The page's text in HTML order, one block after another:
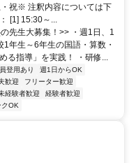
祝※ 注釈内容については下
[1] 15:30～...
先生大募集！>> ・週1日、1
年生～6年生の国語・算数・
る指導」を実践！ ・研修...
登用あり
週1日からOK
歓迎
フリーター歓迎
経験者歓迎
経験者歓迎
クOK